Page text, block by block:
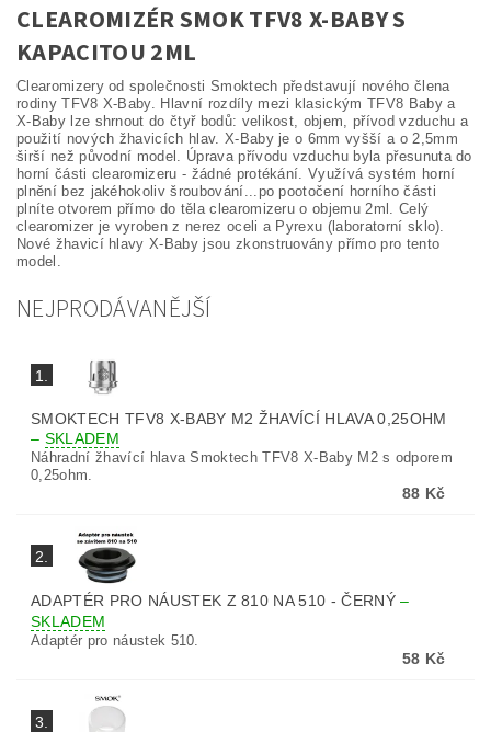
CLEAROMIZÉR SMOK TFV8 X-BABY S
KAPACITOU 2ML
Clearomizery od společnosti Smoktech představují nového člena
rodiny TFV8 X-Baby. Hlavní rozdíly mezi klasickým TFV8 Baby a
X-Baby lze shrnout do čtyř bodů: velikost, objem, přívod vzduchu a
použití nových žhavicích hlav. X-Baby je o 6mm vyšší a o 2,5mm
širší než původní model. Úprava přívodu vzduchu byla přesunuta do
horní části clearomizeru - žádné protékání. Využívá systém horní
plnění bez jakéhokoliv šroubování...po pootočení horního části
plníte otvorem přímo do těla clearomizeru o objemu 2ml. Celý
clearomizer je vyroben z nerez oceli a Pyrexu (laboratorní sklo).
Nové žhavicí hlavy X-Baby jsou zkonstruovány přímo pro tento
model.
NEJPRODÁVANĚJŠÍ
1.
SMOKTECH TFV8 X-BABY M2 ŽHAVÍCÍ HLAVA 0,25OHM
– SKLADEM
Náhradní žhavící hlava Smoktech TFV8 X-Baby M2 s odporem
0,25ohm.
88 Kč
2.
ADAPTÉR PRO NÁUSTEK Z 810 NA 510 - ČERNÝ–
SKLADEM
Adaptér pro náustek 510.
58 Kč
3.